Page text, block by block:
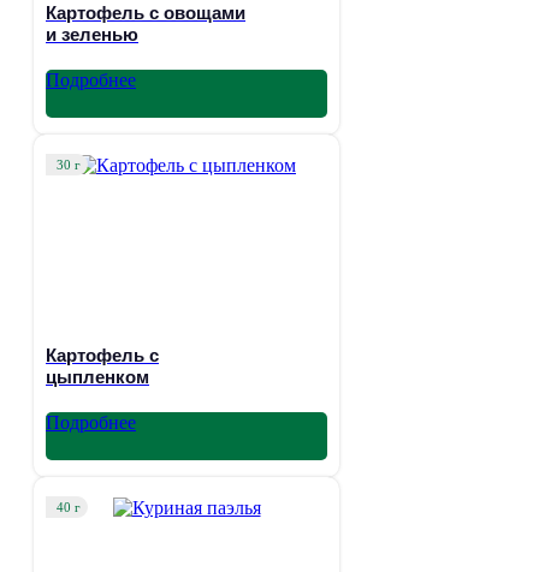
Картофель с овощами
и зеленью
Подробнее
30 г
Картофель с
цыпленком
Подробнее
40 г